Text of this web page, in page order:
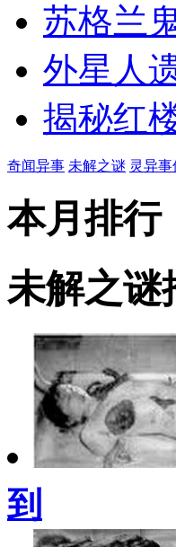
苏格兰
外星人
揭秘红
奇闻异事 未解之谜 灵异事
本月排行
未解之谜
到